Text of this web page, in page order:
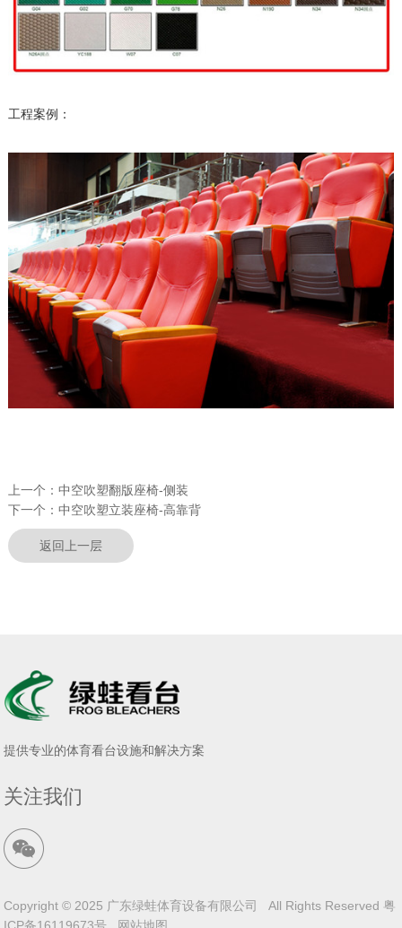
工程案例：
上一个： 中空吹塑翻版座椅-侧装
下一个： 中空吹塑立装座椅-高靠背
返回上一层
提供专业的体育看台设施和解决方案
关注我们
Copyright © 2025 广东绿蛙体育设备有限公司 All Rights Reserved 粤